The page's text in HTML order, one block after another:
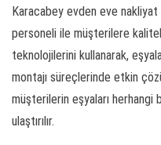
Karacabey evden eve
personeli ile müşterilere
teknolojilerini kullanarak,
montajı süreçlerinde etkin
müşterilerin eşyaları
ulaştırılır.